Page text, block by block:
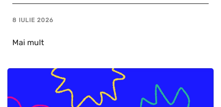
8 IULIE 2026
Mai mult